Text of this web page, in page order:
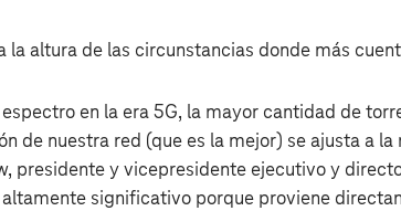
la altura de las circunstancias donde más
en la era 5G, la mayor cantidad de
de nuestra red (que es la mejor) se ajusta a
presidente y vicepresidente ejecutivo y
significativo porque proviene